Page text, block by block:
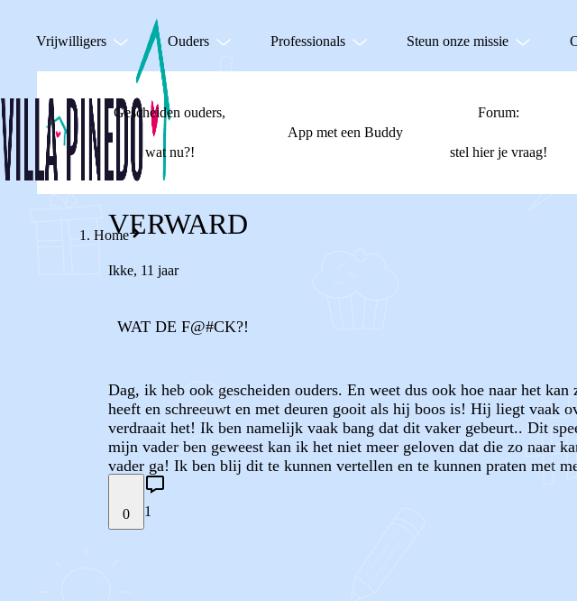
Vrijwilligers Ouders Professionals Steun onze missie
Gescheiden ouders,
wat nu?!
App met een Buddy
Forum:
stel hier je vraag!
Home
VERWARD
Ikke, 11 jaar
WAT DE F@#CK?!
Dag, ik heb ook gescheiden ouders. En weet dus ook hoe naar het
heeft en schreeuwt en met deuren gooit als hij boos is! Hij liegt vaak
verdraait het! Ik ben namelijk vaak bang dat dit vaker gebeurt.. Dit
mijn vader ben geweest kan ik het niet meer geloven dat die zo naar
vader ga! Ik ben blij dit te kunnen vertellen en te kunnen praten met
0 1